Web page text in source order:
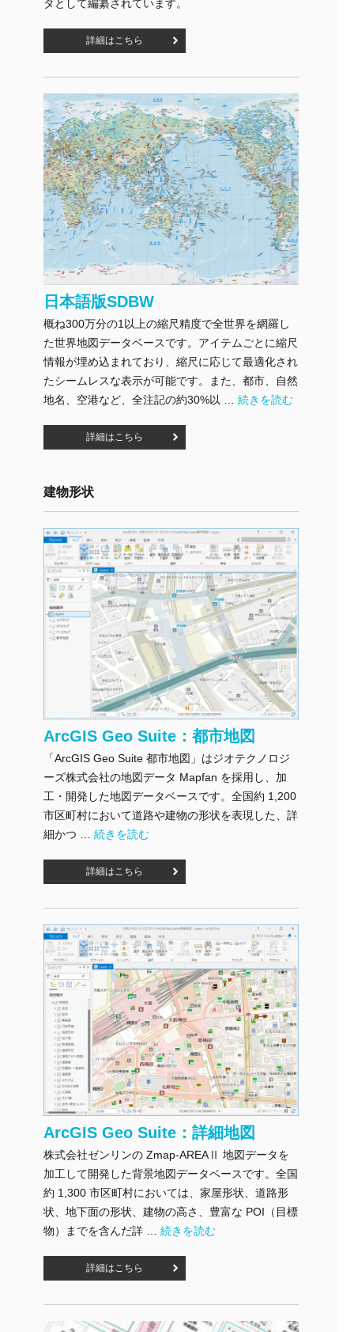
タとして編纂されています。
詳細はこちら
日本語版SDBW
概ね300万分の1以上の縮尺精度で全世界を網羅し
た世界地図データベースです。アイテムごとに縮尺
情報が埋め込まれており、縮尺に応じて最適化され
たシームレスな表示が可能です。また、都市、自然
地名、空港など、全注記の約30%以 … "日本語版SDBW" の
続きを読む
詳細はこちら
建物形状
ArcGIS Geo Suite：都市地図
「ArcGIS Geo Suite 都市地図」はジオテクノロジ
ーズ株式会社の地図データ Mapfan を採用し、加
工・開発した地図データベースです。全国約 1,200
市区町村において道路や建物の形状を表現した、詳
細かつ … "ArcGIS Geo Suite：都市地図" の
続きを読む
詳細はこちら
ArcGIS Geo Suite：詳細地図
株式会社ゼンリンの Zmap-AREAⅡ 地図データを
加工して開発した背景地図データベースです。全国
約 1,300 市区町村においては、家屋形状、道路形
状、地下面の形状、建物の高さ、豊富な POI（目標
物）までを含んだ詳 … "ArcGIS Geo Suite：詳細地図" の
続きを読む
詳細はこちら